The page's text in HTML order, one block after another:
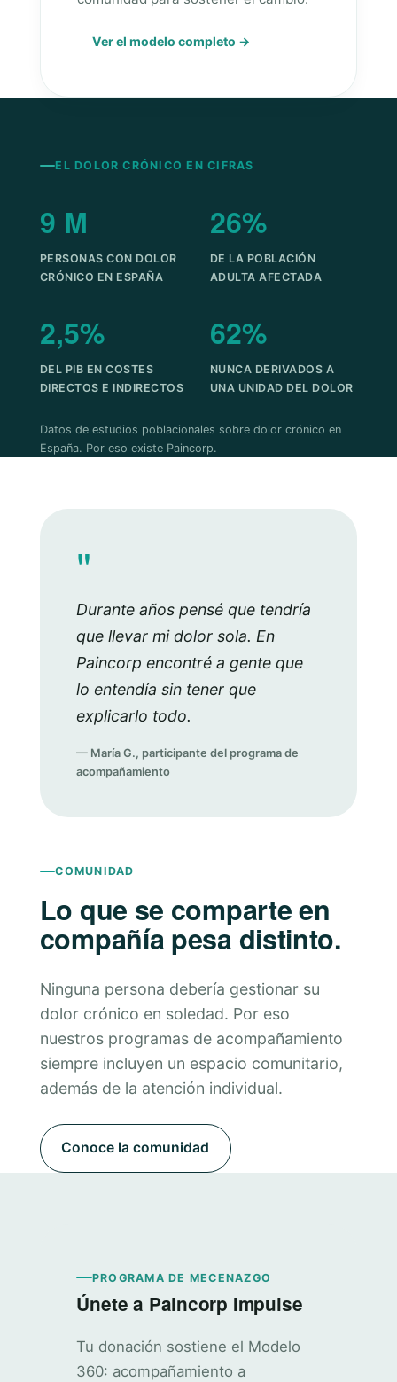
Ver el modelo completo →
EL DOLOR CRÓNICO EN CIFRAS
9 M
PERSONAS CON DOLOR
CRÓNICO EN ESPAÑA
26%
DE LA POBLACIÓN
ADULTA AFECTADA
2,5%
DEL PIB EN COSTES
DIRECTOS E INDIRECTOS
62%
NUNCA DERIVADOS A
UNA UNIDAD DEL DOLOR
Datos de estudios poblacionales sobre dolor crónico en
España. Por eso existe Paincorp.
"
Durante años pensé que tendría
que llevar mi dolor sola. En
Paincorp encontré a gente que
lo entendía sin tener que
explicarlo todo.
— María G., participante del programa de
acompañamiento
COMUNIDAD
Lo que se comparte en
compañía pesa distinto.
Ninguna persona debería gestionar su
dolor crónico en soledad. Por eso
nuestros programas de acompañamiento
siempre incluyen un espacio comunitario,
además de la atención individual.
Conoce la comunidad
PROGRAMA DE MECENAZGO
Únete a Paincorp Impulse
Tu donación sostiene el Modelo
360: acompañamiento a